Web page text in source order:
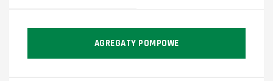
AGREGATY POMPOWE